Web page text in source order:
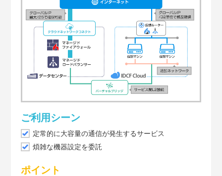
ご利用シーン
定常的に大容量の通信が発生するサービス
煩雑な機器設定を委託
ポイント